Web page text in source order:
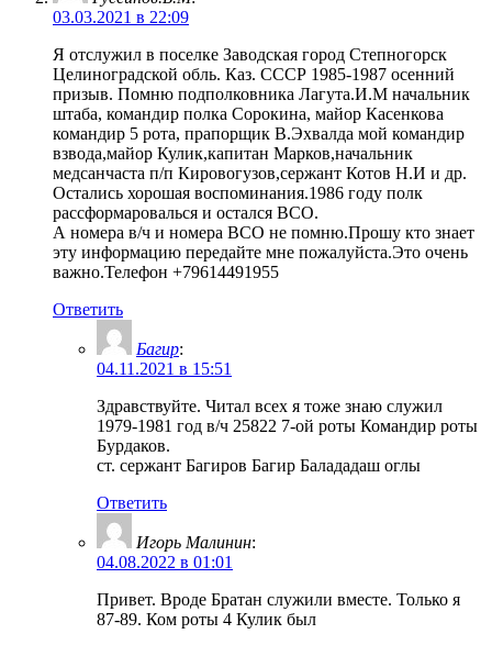
03.03.2021 в 22:09
Я отслужил в поселке Заводская город Степногорск
Целиноградской обль. Каз. СССР 1985-1987 осенний
призыв. Помню подполковника Лагута.И.М начальник
штаба, командир полка Сорокина, майор Касенкова
командир 5 рота, прапорщик В.Эхвалда мой командир
взвода,майор Кулик,капитан Марков,начальник
медсанчаста п/п Кировогузов,сержант Котов Н.И и др.
Остались хорошая воспоминания.1986 году полк
рассформаровалься и остался ВСО.
А номера в/ч и номера ВСО не помню.Прошу кто знает
эту информацию передайте мне пожалуйста.Это очень
важно.Телефон +79614491955
Ответить
Багир:
04.11.2021 в 15:51
Здравствуйте. Читал всех я тоже знаю служил
1979-1981 год в/ч 25822 7-ой роты Командир роты
Бурдаков.
ст. сержант Багиров Багир Балададаш оглы
Ответить
Игорь Малинин:
04.08.2022 в 01:01
Привет. Вроде Братан служили вместе. Только я
87-89. Ком роты 4 Кулик был